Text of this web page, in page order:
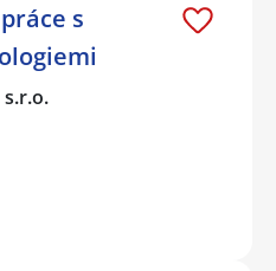
s
s.r.o.